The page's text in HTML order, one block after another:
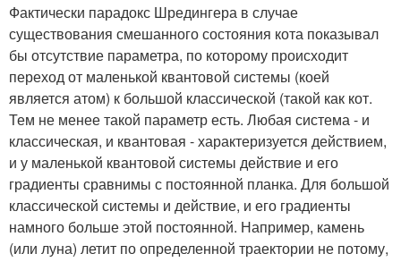
Фактически парадокс Шредингера в случае
существования смешанного состояния кота показывал
бы отсутствие параметра, по которому происходит
переход от маленькой квантовой системы (коей
является атом) к большой классической (такой как кот.
Тем не менее такой параметр есть. Любая система - и
классическая, и квантовая - характеризуется действием,
и у маленькой квантовой системы действие и его
градиенты сравнимы с постоянной планка. Для большой
классической системы и действие, и его градиенты
намного больше этой постоянной. Например, камень
(или луна) летит по определенной траектории не потому,